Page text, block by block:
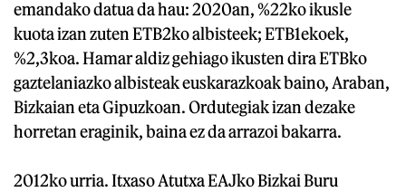
emandako datua da hau: 2020an, %22ko ikusle
kuota izan zuten ETB2ko albisteek; ETB1ekoek,
%2,3koa. Hamar aldiz gehiago ikusten dira ETBko
gaztelaniazko albisteak euskarazkoak baino, Araban,
Bizkaian eta Gipuzkoan. Ordutegiak izan dezake
horretan eraginik, baina ez da arrazoi bakarra.
2012ko urria. Itxaso Atutxa EAJko Bizkai Buru